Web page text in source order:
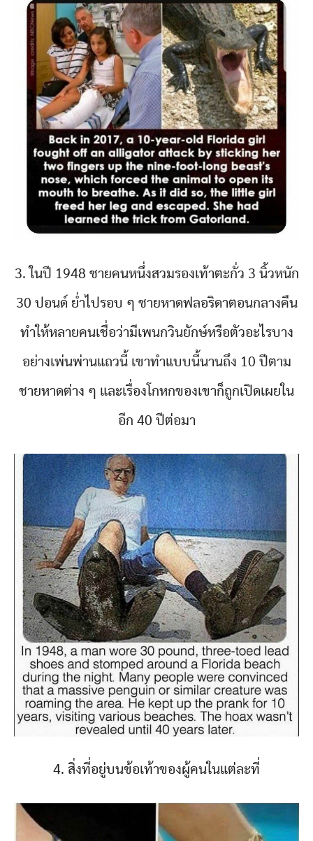
3. ในปี 1948 ชายคนหนึ่งสวมรองเท้าตะกั่ว 3 นิ้วหนัก
30 ปอนด์ ย่ำไปรอบ ๆ ชายหาดฟลอริดาตอนกลางคืน
ทำให้หลายคนเชื่อว่ามีเพนกวินยักษ์หรือตัวอะไรบาง
อย่างเพ่นพ่านแถวนี้ เขาทำแบบนี้นานถึง 10 ปีตาม
ชายหาดต่าง ๆ และเรื่องโกหกของเขาก็ถูกเปิดเผยใน
อีก 40 ปีต่อมา
4. สิ่งที่อยู่บนข้อเท้าของผู้คนในแต่ละที่